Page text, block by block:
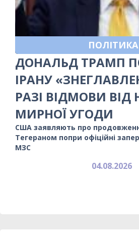
ПОЛІТИКА
ДОНАЛЬД ТРАМП
ІРАНУ
РАЗІ ВІДМОВИ ВІД
МИРНОЇ УГОДИ
США заявляють про
Тегераном попри офіційні
МЗС
04.08.2026